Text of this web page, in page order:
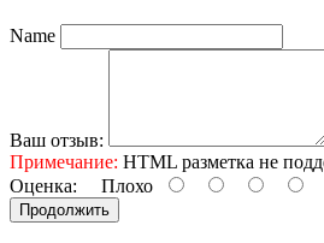
Name
Ваш отзыв:
Примечание: HTML разметка не
Оценка: Плохо
Продолжить